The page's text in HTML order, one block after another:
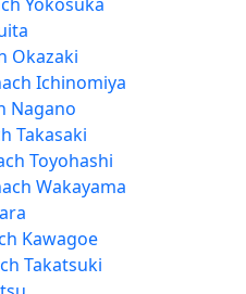
Okazaki
Ichinomiya
Nagano
Takasaki
Toyohashi
Wakayama
Kawagoe
Takatsuki